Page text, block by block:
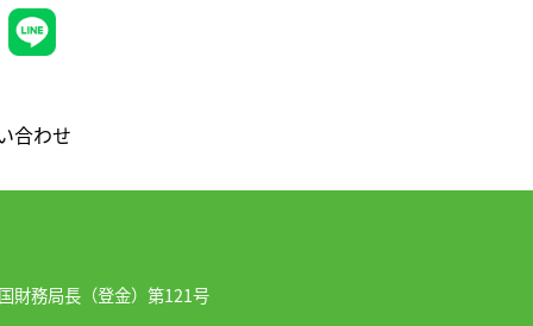
合わせ
財務局長（登金）第121号